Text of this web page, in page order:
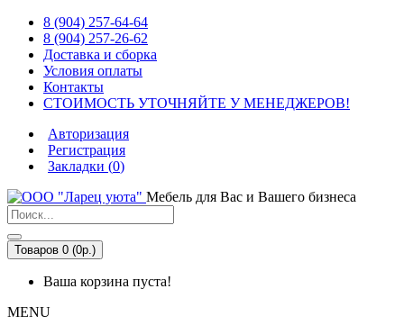
8 (904) 257-64-64
8 (904) 257-26-62
Доставка и сборка
Условия оплаты
Контакты
СТОИМОСТЬ УТОЧНЯЙТЕ У МЕНЕДЖЕРОВ!
Авторизация
Регистрация
Закладки (0)
Мебель для Вас и Вашего бизнеса
Товаров 0 (0р.)
Ваша корзина пуста!
MENU